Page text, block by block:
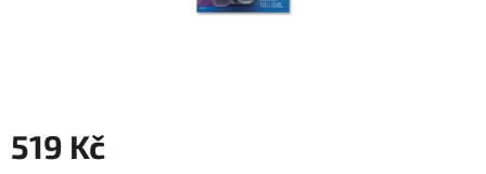
519 Kč